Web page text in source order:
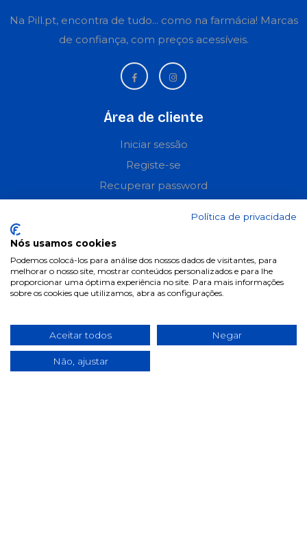
Na Pill.pt, encontra de tudo... como na farmácia! Marcas
de confiança, com preços acessíveis.
Área de cliente
Iniciar sessão
Registe-se
Recuperar password
Informações
Termos & Condições
Política de privacidade
Condições de campanhas
Últimas notícias & Blog
Política de privacidade
Nós usamos cookies
Podemos colocá-los para análise dos nossos dados de visitantes, para
melhorar o nosso site, mostrar conteúdos personalizados e para lhe
proporcionar uma óptima experiência no site. Para mais informações
sobre os cookies que utilizamos, abra as configurações.
Aceitar todos Negar
Não, ajustar